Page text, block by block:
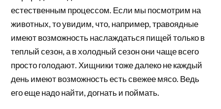
естественным процессом. Если мы посмотрим на
животных, то увидим, что, например, травоядные
имеют возможность наслаждаться пищей только в
теплый сезон, а в холодный сезон они чаще всего
просто голодают. Хищники тоже далеко не каждый
день имеют возможность есть свежее мясо. Ведь
его еще надо найти, догнать и поймать.